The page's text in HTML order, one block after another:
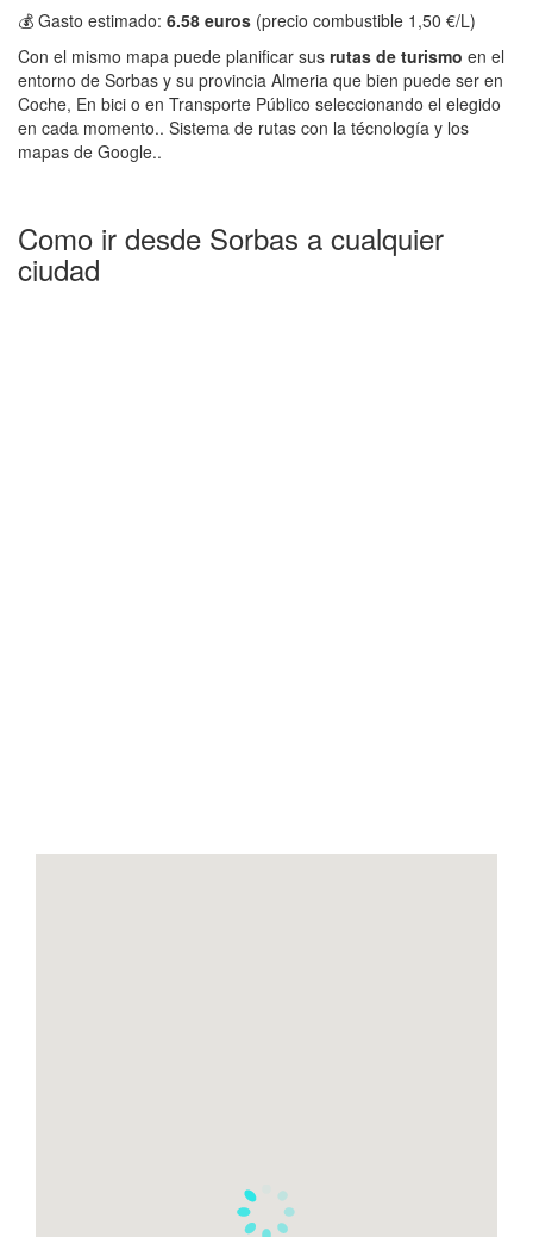
💰 Gasto estimado: 6.58 euros (precio combustible 1,50 €/L)
Con el mismo mapa puede planificar sus rutas de turismo en el
entorno de Sorbas y su provincia Almeria que bien puede ser en
Coche, En bici o en Transporte Público seleccionando el elegido
en cada momento.. Sistema de rutas con la técnología y los
mapas de Google..
Como ir desde Sorbas a cualquier
ciudad